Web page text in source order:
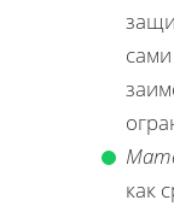
как